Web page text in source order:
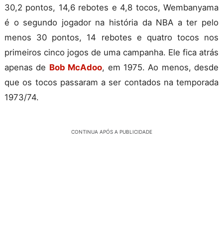
30,2 pontos, 14,6 rebotes e 4,8 tocos, Wembanyama
é o segundo jogador na história da NBA a ter pelo
menos 30 pontos, 14 rebotes e quatro tocos nos
primeiros cinco jogos de uma campanha. Ele fica atrás
apenas de Bob McAdoo, em 1975. Ao menos, desde
que os tocos passaram a ser contados na temporada
1973/74.
CONTINUA APÓS A PUBLICIDADE